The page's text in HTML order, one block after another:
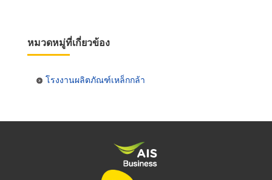
หมวดหมู่ที่เกี่ยวข้อง
โรงงานผลิตภัณฑ์เหล็กกล้า